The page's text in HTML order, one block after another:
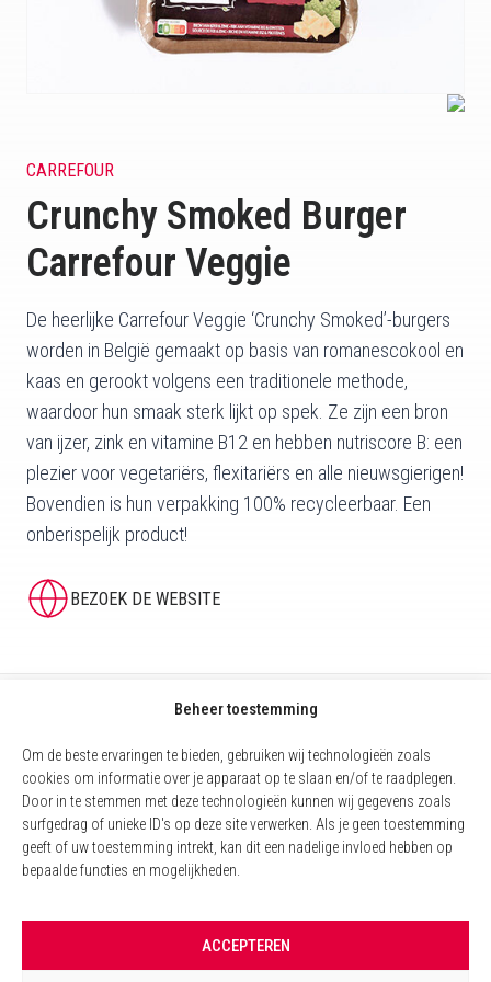
Beheer toestemming
Om de beste ervaringen te bieden, gebruiken wij technologieën zoals
cookies om informatie over je apparaat op te slaan en/of te raadplegen.
Door in te stemmen met deze technologieën kunnen wij gegevens zoals
surfgedrag of unieke ID's op deze site verwerken. Als je geen toestemming
geeft of uw toestemming intrekt, kan dit een nadelige invloed hebben op
bepaalde functies en mogelijkheden.
ACCEPTEREN
CARREFOUR
Crunchy Smoked Burger
Carrefour Veggie
De heerlijke Carrefour Veggie ‘Crunchy Smoked’-burgers
worden in België gemaakt op basis van romanescokool en
kaas en gerookt volgens een traditionele methode,
waardoor hun smaak sterk lijkt op spek. Ze zijn een bron
van ijzer, zink en vitamine B12 en hebben nutriscore B: een
plezier voor vegetariërs, flexitariërs en alle nieuwsgierigen!
Bovendien is hun verpakking 100% recycleerbaar. Een
onberispelijk product!
BEZOEK DE WEBSITE